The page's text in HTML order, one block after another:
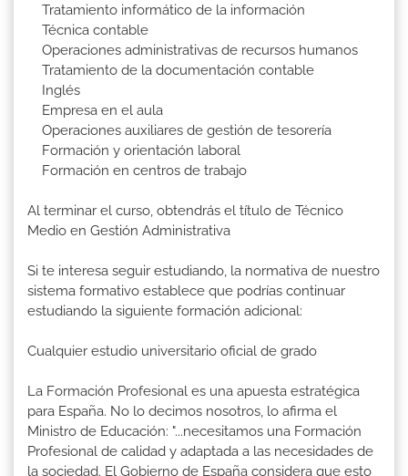
Tratamiento informático de la información
Técnica contable
Operaciones administrativas de recursos humanos
Tratamiento de la documentación contable
Inglés
Empresa en el aula
Operaciones auxiliares de gestión de tesorería
Formación y orientación laboral
Formación en centros de trabajo
Al terminar el curso, obtendrás el título de Técnico
Medio en Gestión Administrativa
Si te interesa seguir estudiando, la normativa de nuestro
sistema formativo establece que podrías continuar
estudiando la siguiente formación adicional:
Cualquier estudio universitario oficial de grado
La Formación Profesional es una apuesta estratégica
para España. No lo decimos nosotros, lo afirma el
Ministro de Educación: "...necesitamos una Formación
Profesional de calidad y adaptada a las necesidades de
la sociedad. El Gobierno de España considera que esto